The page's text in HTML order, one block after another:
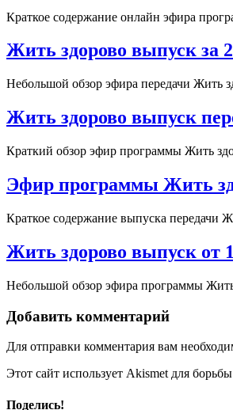
Краткое содержание онлайн эфира
Жить здорово выпуск за
Небольшой обзор эфира передачи Жить
Жить здорово выпуск
Краткий обзор эфир программы Жить
Эфир программы Жить
Краткое содержание выпуска передачи
Жить здорово выпуск от
Небольшой обзор эфира программы
Добавить комментарий
Для отправки комментария вам
Этот сайт использует Akismet для
Поделись!